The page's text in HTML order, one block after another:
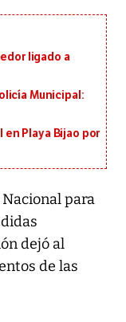
ligado a
Municipal:
Playa Bijao por
para
dejó al
de las